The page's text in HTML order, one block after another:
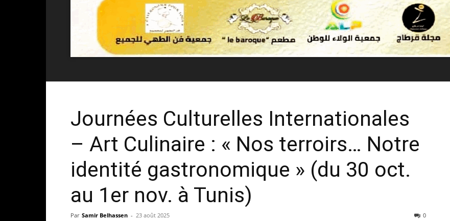
Journées Culturelles Internationales
– Art Culinaire : « Nos terroirs… Notre
identité gastronomique » (du 30 oct.
au 1er nov. à Tunis)
Par Samir Belhassen - 23 août 2025 0